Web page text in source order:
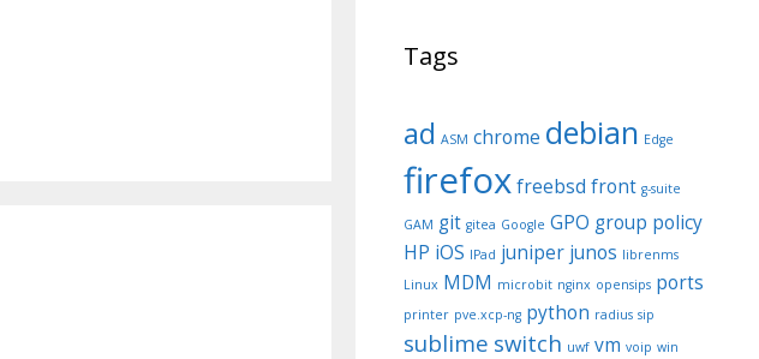
Tags
ad ASM chrome debian Edge
firefoxfreebsd front g-suite
GAM git gitea Google GPO group policy
HP iOS IPad juniper junos librenms
Linux MDM microbit nginx opensips ports
printer pve.xcp-ng python radius sip
sublime switch uwf vm voip win